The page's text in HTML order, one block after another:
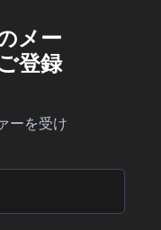
メー
登録
ーを受け